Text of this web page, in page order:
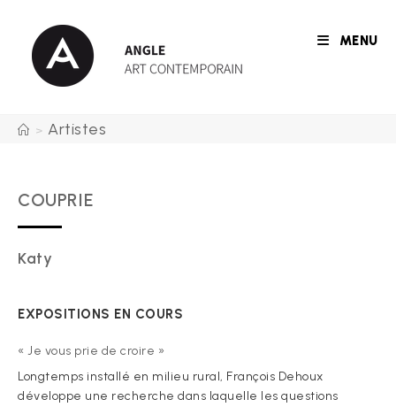
content
MENU
> Artistes
COUPRIE
Katy
EXPOSITIONS EN COURS
« Je vous prie de croire »
Longtemps installé en milieu rural, François Dehoux
développe une recherche dans laquelle les questions